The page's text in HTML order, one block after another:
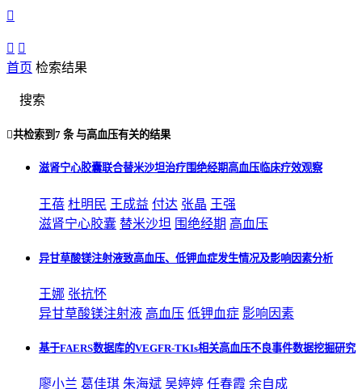

 
首页 检索结果
搜索
共检索到 7 条与高血压有关的结果
滋肾宁心胶囊联合替米沙坦治疗围绝经期高血压临床疗效观察
王蓓 杜明民 王成益 付达 张晶 王强
滋肾宁心胶囊 替米沙坦 围绝经期 高血压
异甘草酸镁注射液致高血压、低钾血症发生情况及影响因素分析
王娜 张抗怀
异甘草酸镁注射液 高血压 低钾血症 影响因素
基于FAERS数据库的VEGFR-TKIs相关高血压不良事件数据挖掘研究
廖小兰 葛佳琪 朱海斌 吴婷婷 任春霞 余自成